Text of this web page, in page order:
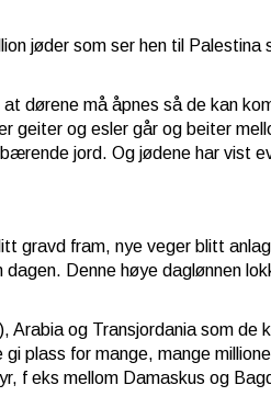
jøder som ser hen til
dørene må åpnes så de kan
geiter og esler går og beiter
jord. Og jødene har vist
gravd fram, nye veger blitt
Denne høye daglønnen
og Transjordania som de
plass for mange, mange
f eks mellom Damaskus og